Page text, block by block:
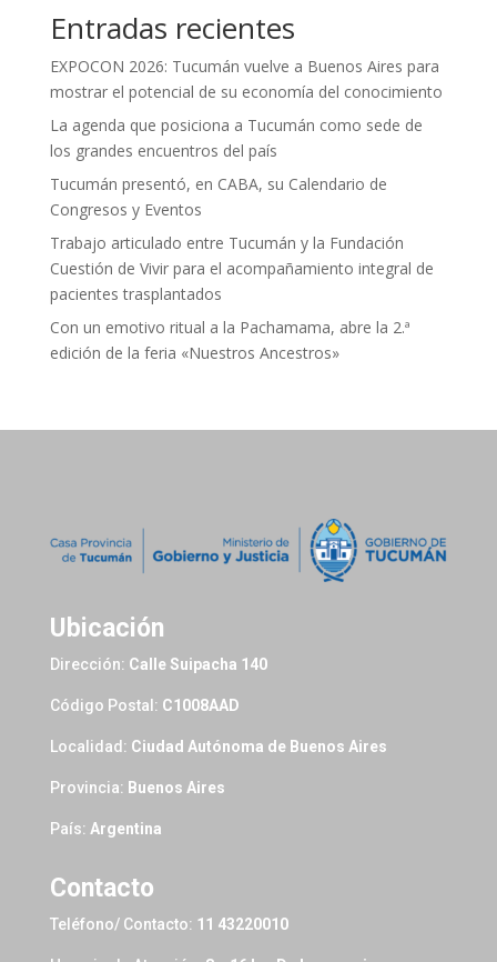
Entradas recientes
EXPOCON 2026: Tucumán vuelve a Buenos Aires para
mostrar el potencial de su economía del conocimiento
La agenda que posiciona a Tucumán como sede de
los grandes encuentros del país
Tucumán presentó, en CABA, su Calendario de
Congresos y Eventos
Trabajo articulado entre Tucumán y la Fundación
Cuestión de Vivir para el acompañamiento integral de
pacientes trasplantados
Con un emotivo ritual a la Pachamama, abre la 2.ª
edición de la feria «Nuestros Ancestros»
Ubicación
Dirección: Calle Suipacha 140
Código Postal: C1008AAD
Localidad: Ciudad Autónoma de Buenos Aires
Provincia: Buenos Aires
País: Argentina
Contacto
Teléfono/ Contacto: 11 43220010